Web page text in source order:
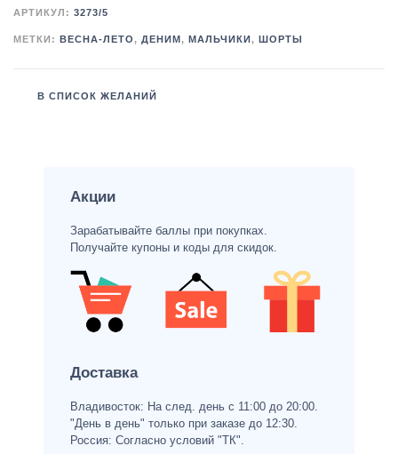
АРТИКУЛ: 3273/5
МЕТКИ: ВЕСНА-ЛЕТО, ДЕНИМ , МАЛЬЧИКИ , ШОРТЫ
В СПИСОК ЖЕЛАНИЙ
Акции
Зарабатывайте баллы при покупках.
Получайте купоны и коды для скидок.
Доставка
Владивосток: На след. день с 11:00 до 20:00.
"День в день" только при заказе до 12:30.
Россия: Согласно условий "ТК".